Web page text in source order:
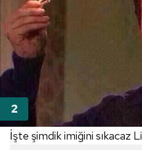
İşte şimdik imiğini sıkacaz